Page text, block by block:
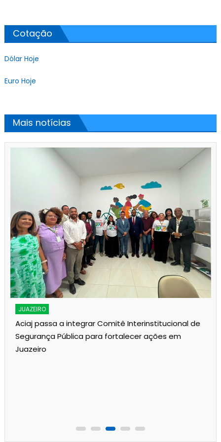
Cotação
Dólar Hoje
Euro Hoje
Mais notícias
JUAZEIRO
Aciaj passa a integrar Comitê Interinstitucional de
Segurança Pública para fortalecer ações em
Juazeiro